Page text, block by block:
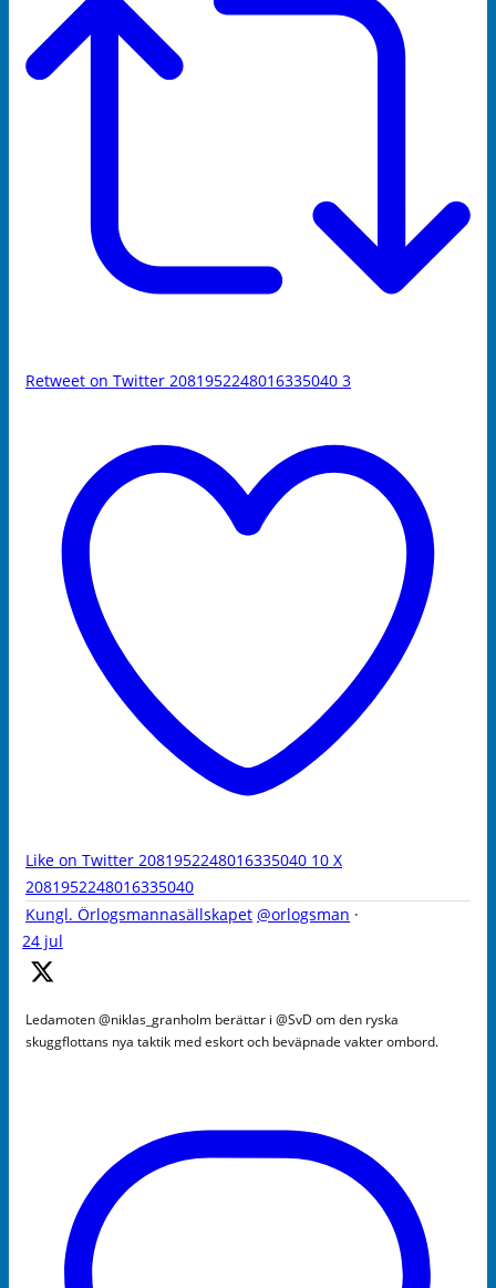
Retweet on Twitter 2081952248016335040 3
Like on Twitter 2081952248016335040 10 X
2081952248016335040
Kungl. Örlogsmannasällskapet @orlogsman ·
24 jul
Ledamoten @niklas_granholm berättar i @SvD om den ryska
skuggflottans nya taktik med eskort och beväpnade vakter ombord.